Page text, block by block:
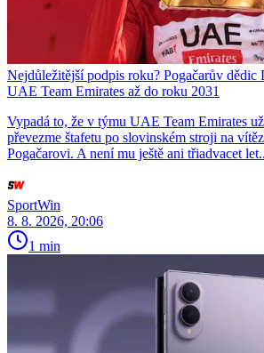
Nejdůležitější podpis roku? Pogačarův dědic
UAE Team Emirates až do roku 2031
Vypadá to, že v týmu UAE Team Emirates
převezme štafetu po slovinském stroji na
Pogačarovi. A není mu ještě ani třiadvacet
SportWin
8. 8. 2026, 20:06
1 min